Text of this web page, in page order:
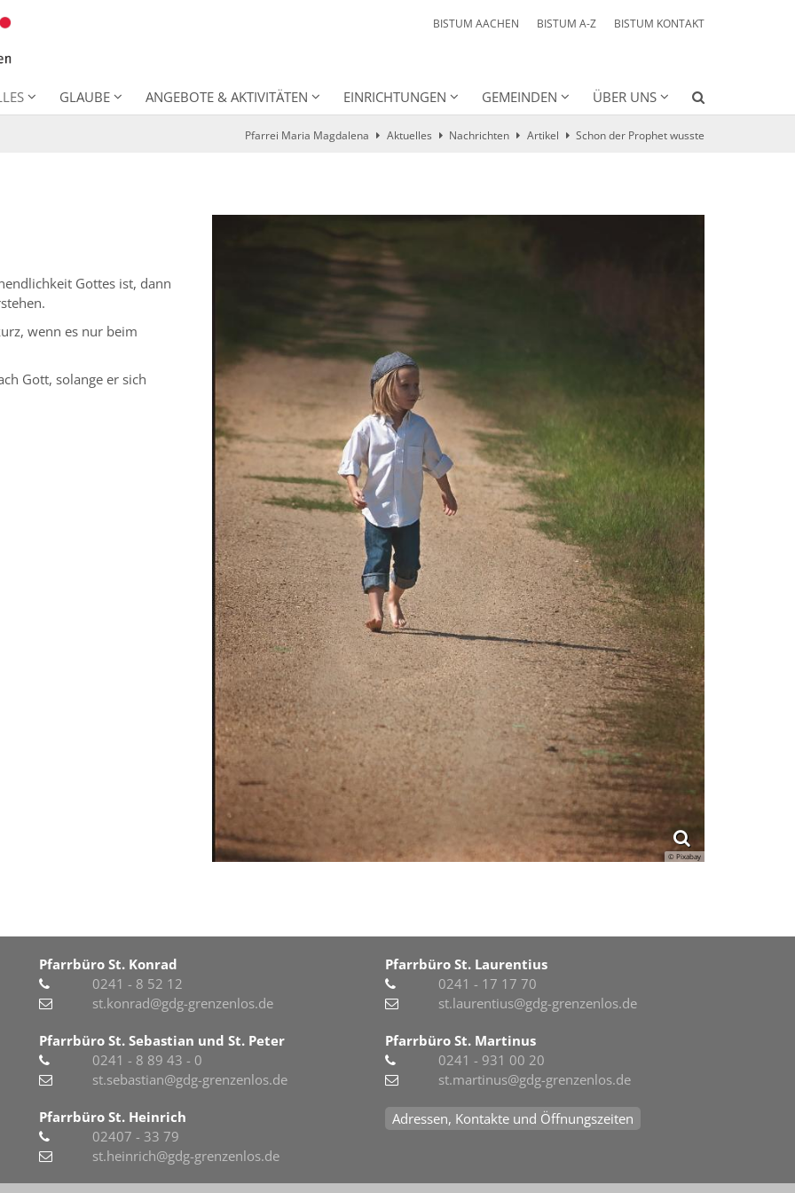
BISTUM AACHEN BISTUM A-Z BISTUM KONTAKT
GLAUBE ANGEBOTE & AKTIVITÄTEN EINRICHTUNGEN GEMEINDEN ÜBER UNS
Pfarrei Maria Magdalena Aktuelles Nachrichten Artikel Schon der Prophet wusste
© Pixabay
Gottes ist, dann
wenn es nur beim
Gott, solange er sich
Pfarrbüro St. Konrad
0241 - 8 52 12
st.konrad@gdg-grenzenlos.de
Pfarrbüro St. Sebastian und St. Peter
0241 - 8 89 43 - 0
st.sebastian@gdg-grenzenlos.de
Pfarrbüro St. Heinrich
02407 - 33 79
st.heinrich@gdg-grenzenlos.de
Pfarrbüro St. Laurentius
0241 - 17 17 70
st.laurentius@gdg-grenzenlos.de
Pfarrbüro St. Martinus
0241 - 931 00 20
st.martinus@gdg-grenzenlos.de
Adressen, Kontakte und Öffnungszeiten